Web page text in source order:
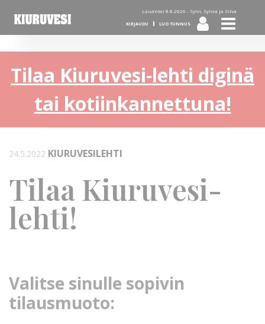
Lauantai 8.8.2026 - Sylvi, Sylvia ja Silva
KIRJAUDU LUO TUNNUS
Tilaa Kiuruvesi-lehti diginä
tai kotiinkannettuna!
24.5.2022 KIURUVESILEHTI
Tilaa Kiuruvesi-
lehti!
Valitse sinulle sopivin
tilausmuoto: